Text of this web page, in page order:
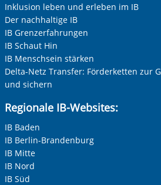
Ihre E-Mail-Adresse
Ihre Telefonnummer
Betreff ihrer Anfrage
Ihre Nachricht
Inklusion leben und erleben im IB
Der nachhaltige IB
IB Grenzerfahrungen
IB Schaut Hin
IB Menschsein stärken
Delta-Netz Transfer: Förderketten zur
und sichern
Regionale IB-Websites:
IB Baden
IB Berlin-Brandenburg
IB Mitte
IB Nord
IB Süd